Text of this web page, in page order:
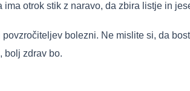
otrok stik z naravo, da zbira listje in
bolezni. Ne mislite si, da
bolj zdrav bo.